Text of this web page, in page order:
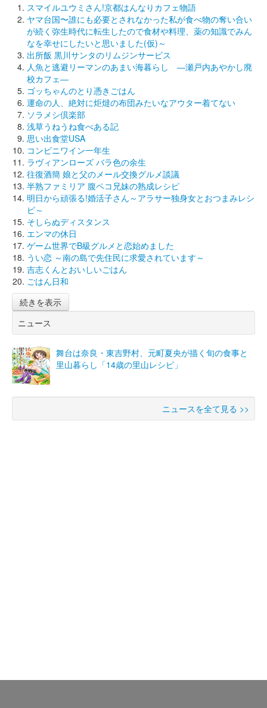
スマイルユウミさん!京都はんなりカフェ物語
ヤマ台国〜誰にも必要とされなかった私が食べ物の奪い合い
が続く弥生時代に転生したので食材や料理、薬の知識でみん
なを幸せにしたいと思いました(仮)～
出所飯 黒川サンタのリムジンサービス
人魚と逃避リーマンのあまい海暮らし ―瀬戸内あやかし廃
校カフェ―
ゴッちゃんのとり憑きごはん
運命の人、絶対に炬燵の布団みたいなアウター着てない
ソラメシ倶楽部
浅草うねうね食べある記
思い出食堂USA
コンビニワイン一年生
ラヴィアンローズ バラ色の余生
往復酒簡 娘と父のメール交換グルメ談議
半熟ファミリア 腹ペコ兄妹の熟成レシピ
明日から頑張る!婚活子さん～アラサー独身女とおつまみレシ
ピ～
そしらぬディスタンス
エンマの休日
ゲーム世界でB級グルメと恋始めました
うい恋 ～南の島で先住民に求愛されています～
吉志くんとおいしいごはん
ごはん日和
続きを表示
ニュース
舞台は奈良・東吉野村、元町夏央が描く旬の食事と
里山暮らし「14歳の里山レシピ」
ニュースを全て見る >>